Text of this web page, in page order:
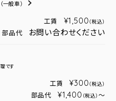
（一般車）
工賃 ¥1,500 （税込）
部品代 お問い合わせください
です
工賃 ¥300 （税込）
部品代 ¥1,400 （税込） ～